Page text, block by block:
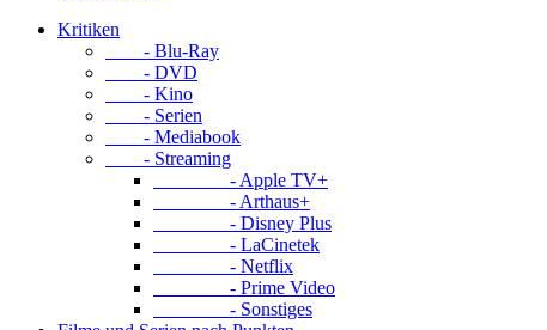
Kritiken
- Blu-Ray
- DVD
- Kino
- Serien
- Mediabook
- Streaming
- Apple TV+
- Arthaus+
- Disney Plus
- LaCinetek
- Netflix
- Prime Video
- Sonstiges